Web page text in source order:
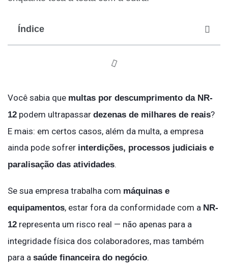
Índice
Você sabia que multas por descumprimento da NR-
12 podem ultrapassar dezenas de milhares de reais?
E mais: em certos casos, além da multa, a empresa
ainda pode sofrer interdições, processos judiciais e
paralisação das atividades.
Se sua empresa trabalha com máquinas e
equipamentos, estar fora da conformidade com a NR-
12 representa um risco real — não apenas para a
integridade física dos colaboradores, mas também
para a saúde financeira do negócio.